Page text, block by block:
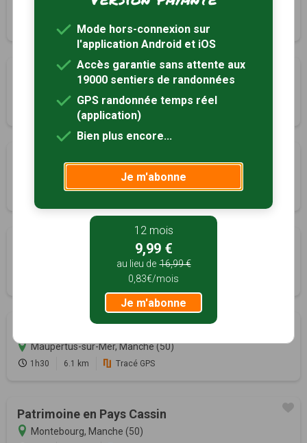
Hémevez, Manche (50)
13.5 km
Panorama sur le Val de Saire
5.8 km Tracé GPS
Le long de la Saire
Le Vast, Manche (50)
9.8 km Tracé GPS
Tracé GPS
Maupertus-sur-Mer, Manche (50)
1h30 6.1 km Tracé GPS
Patrimoine en Pays Cassin
Montebourg, Manche (50)
Mode hors-connexion sur
l'application Android et iOS
Accès garantie sans attente aux
19000 sentiers de randonnées
GPS randonnée temps réel
(application)
Bien plus encore...
Je m'abonne
12 mois
9,99 €
au lieu de 16,99 €
0,83€/mois
Je m'abonne